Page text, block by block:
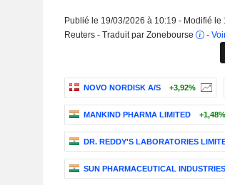
Publié le 19/03/2026 à 10:19 - Modifié le
Reuters - Traduit par Zonebourse
-
NOVO NORDISK A/S +3,92%
MANKIND PHARMA LIMITED +1,48%
DR. REDDY'S LABORATORIES
SUN PHARMACEUTICAL